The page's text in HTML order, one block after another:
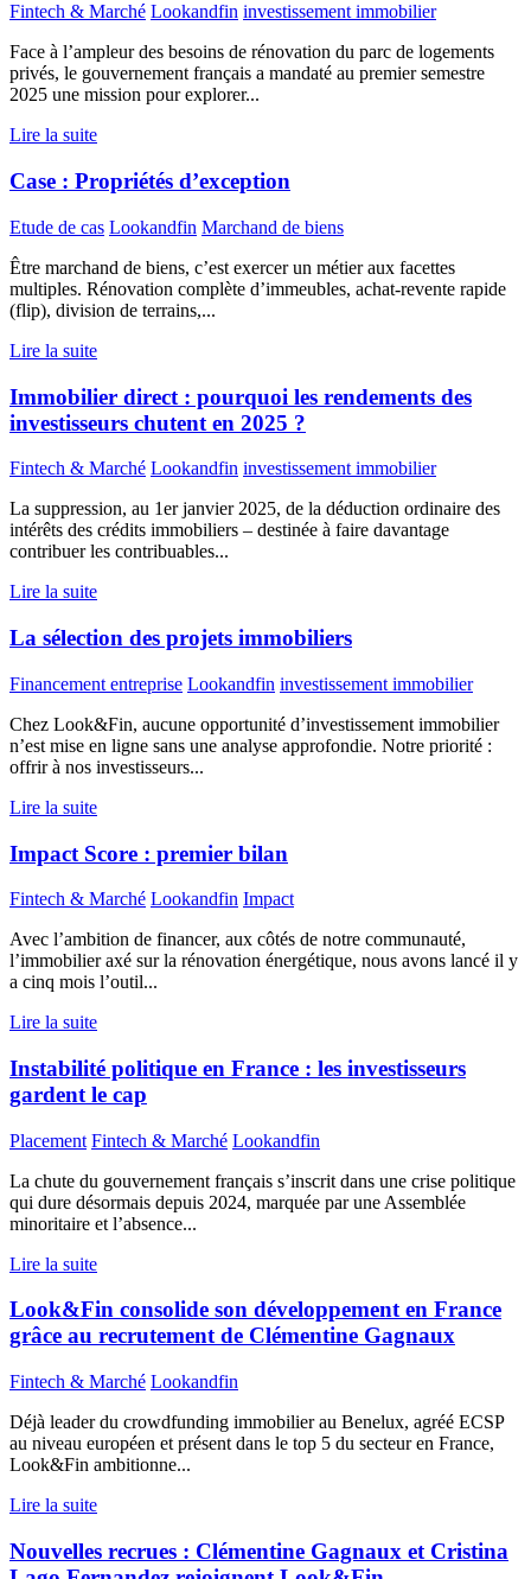
Fintech & Marché Lookandfin investissement immobilier
Face à l’ampleur des besoins de rénovation du parc de logements
privés, le gouvernement français a mandaté au premier semestre
2025 une mission pour explorer...
Lire la suite
Case : Propriétés d’exception
Etude de cas Lookandfin Marchand de biens
Être marchand de biens, c’est exercer un métier aux facettes
multiples. Rénovation complète d’immeubles, achat-revente rapide
(flip), division de terrains,...
Lire la suite
Immobilier direct : pourquoi les rendements des
investisseurs chutent en 2025 ?
Fintech & Marché Lookandfin investissement immobilier
La suppression, au 1er janvier 2025, de la déduction ordinaire des
intérêts des crédits immobiliers – destinée à faire davantage
contribuer les contribuables...
Lire la suite
La sélection des projets immobiliers
Financement entreprise Lookandfin investissement immobilier
Chez Look&Fin, aucune opportunité d’investissement immobilier
n’est mise en ligne sans une analyse approfondie. Notre priorité :
offrir à nos investisseurs...
Lire la suite
Impact Score : premier bilan
Fintech & Marché Lookandfin Impact
Avec l’ambition de financer, aux côtés de notre communauté,
l’immobilier axé sur la rénovation énergétique, nous avons lancé il y
a cinq mois l’outil...
Lire la suite
Instabilité politique en France : les investisseurs
gardent le cap
Placement Fintech & Marché Lookandfin
La chute du gouvernement français s’inscrit dans une crise politique
qui dure désormais depuis 2024, marquée par une Assemblée
minoritaire et l’absence...
Lire la suite
Look&Fin consolide son développement en France
grâce au recrutement de Clémentine Gagnaux
Fintech & Marché Lookandfin
Déjà leader du crowdfunding immobilier au Benelux, agréé ECSP
au niveau européen et présent dans le top 5 du secteur en France,
Look&Fin ambitionne...
Lire la suite
Nouvelles recrues : Clémentine Gagnaux et Cristina